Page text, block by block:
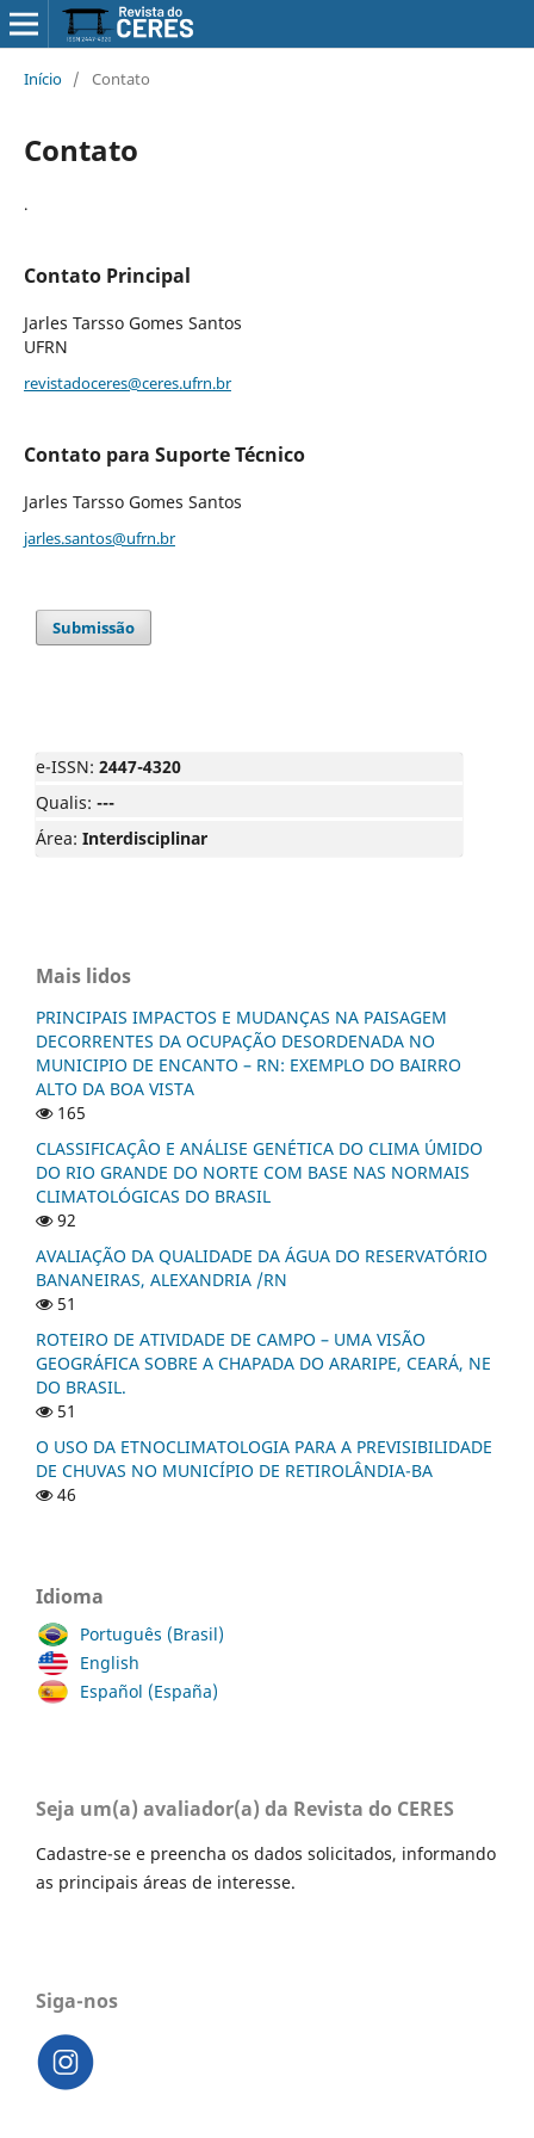
Início / Contato
Contato
.
Contato Principal
Jarles Tarsso Gomes Santos
UFRN
revistadoceres@ceres.ufrn.br
Contato para Suporte Técnico
Jarles Tarsso Gomes Santos
jarles.santos@ufrn.br
Submissão
e-ISSN: 2447-4320
Qualis: ---
Área: Interdisciplinar
Mais lidos
PRINCIPAIS IMPACTOS E MUDANÇAS NA PAISAGEM
DECORRENTES DA OCUPAÇÃO DESORDENADA NO
MUNICIPIO DE ENCANTO – RN: EXEMPLO DO BAIRRO
ALTO DA BOA VISTA
165
CLASSIFICAÇÂO E ANÁLISE GENÉTICA DO CLIMA ÚMIDO
DO RIO GRANDE DO NORTE COM BASE NAS NORMAIS
CLIMATOLÓGICAS DO BRASIL
92
AVALIAÇÃO DA QUALIDADE DA ÁGUA DO RESERVATÓRIO
BANANEIRAS, ALEXANDRIA /RN
51
ROTEIRO DE ATIVIDADE DE CAMPO – UMA VISÃO
GEOGRÁFICA SOBRE A CHAPADA DO ARARIPE, CEARÁ, NE
DO BRASIL.
51
O USO DA ETNOCLIMATOLOGIA PARA A PREVISIBILIDADE
DE CHUVAS NO MUNICÍPIO DE RETIROLÂNDIA-BA
46
Idioma
Português (Brasil)
English
Español (España)
Seja um(a) avaliador(a) da Revista do CERES
Cadastre-se e preencha os dados solicitados, informando
as principais áreas de interesse.
Siga-nos